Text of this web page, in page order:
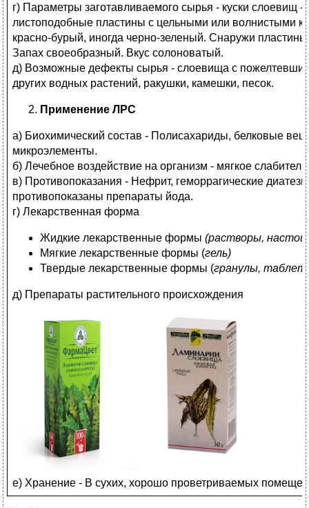
г) Параметры заготавливаемого сырья - куски слоевищ
листоподобные пластины с цельными или волнистыми
красно-бурый, иногда черно-зеленый. Снаружи
Запах своеобразный. Вкус солоноватый.
д) Возможные дефекты сырья - слоевища с
других водных растений, ракушки, камешки, песок.
Применение ЛРС
а) Биохимический состав - Полисахариды, белковые
микроэлементы.
б) Лечебное воздействие на организм - мягкое
в) Противопоказания - Нефрит, геморрагические
противопоказаны препараты йода.
г) Лекарственная форма
Жидкие лекарственные формы (растворы,
Мягкие лекарственные формы (гель)
Твердые лекарственные формы (гранулы,
д) Препараты растительного происхождения
е) Хранение - В сухих, хорошо проветриваемых помеще-